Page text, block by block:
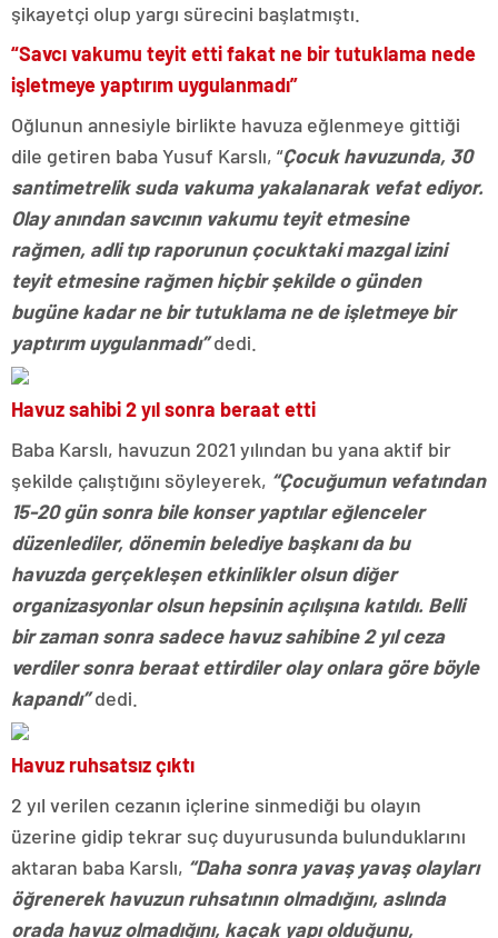
şikayetçi olup yargı sürecini başlatmıştı.
“Savcı vakumu teyit etti fakat ne bir tutuklama nede
işletmeye yaptırım uygulanmadı”
Oğlunun annesiyle birlikte havuza eğlenmeye gittiği
dile getiren baba Yusuf Karslı, “Çocuk havuzunda, 30
santimetrelik suda vakuma yakalanarak vefat ediyor.
Olay anından savcının vakumu teyit etmesine
rağmen, adli tıp raporunun çocuktaki mazgal izini
teyit etmesine rağmen hiçbir şekilde o günden
bugüne kadar ne bir tutuklama ne de işletmeye bir
yaptırım uygulanmadı”dedi.
Havuz sahibi 2 yıl sonra beraat etti
Baba Karslı, havuzun 2021 yılından bu yana aktif bir
şekilde çalıştığını söyleyerek, “Çocuğumun vefatından
15-20 gün sonra bile konser yaptılar eğlenceler
düzenlediler, dönemin belediye başkanı da bu
havuzda gerçekleşen etkinlikler olsun diğer
organizasyonlar olsun hepsinin açılışına katıldı. Belli
bir zaman sonra sadece havuz sahibine 2 yıl ceza
verdiler sonra beraat ettirdiler olay onlara göre böyle
kapandı”dedi.
Havuz ruhsatsız çıktı
2 yıl verilen cezanın içlerine sinmediği bu olayın
üzerine gidip tekrar suç duyurusunda bulunduklarını
aktaran baba Karslı, “Daha sonra yavaş yavaş olayları
öğrenerek havuzun ruhsatının olmadığını, aslında
orada havuz olmadığını, kaçak yapı olduğunu,